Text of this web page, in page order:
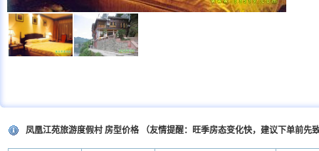
凤凰江苑旅游度假村 房型价格 （友情提醒：旺季房态变化快，建议下单前先